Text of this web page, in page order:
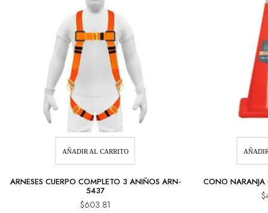
AÑADIR AL CARRITO
ARNESES CUERPO COMPLETO 3 ANIÑOS ARN-
5437
$603.81
CONO NARANJA
$